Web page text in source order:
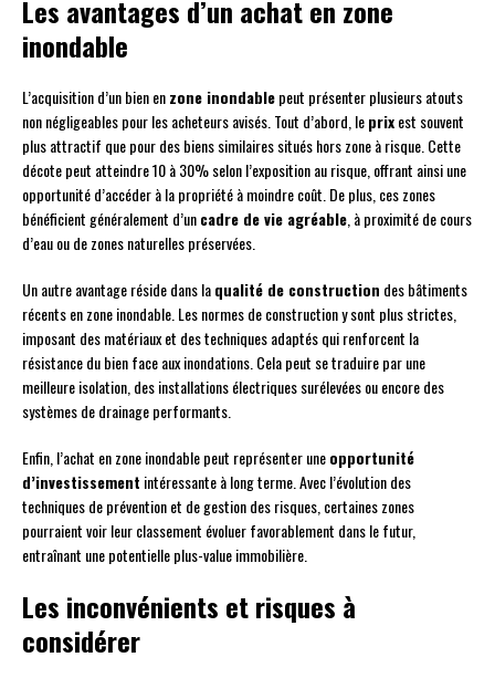
Les avantages d’un achat en zone
inondable
L’acquisition d’un bien enzone inondablepeut présenter plusieurs atouts
non négligeables pour les acheteurs avisés. Tout d’abord, leprixest souvent
plus attractif que pour des biens similaires situés hors zone à risque. Cette
décote peut atteindre 10 à 30% selon l’exposition au risque, offrant ainsi une
opportunité d’accéder à la propriété à moindre coût. De plus, ces zones
bénéficient généralement d’uncadre de vie agréable , à proximité de cours
d’eau ou de zones naturelles préservées.
Un autre avantage réside dans laqualité de construction des bâtiments
récents en zone inondable. Les normes de construction y sont plus strictes,
imposant des matériaux et des techniques adaptés qui renforcent la
résistance du bien face aux inondations. Cela peut se traduire par une
meilleure isolation, des installations électriques surélevées ou encore des
systèmes de drainage performants.
Enfin, l’achat en zone inondable peut représenter uneopportunité
d’investissement intéressante à long terme. Avec l’évolution des
techniques de prévention et de gestion des risques, certaines zones
pourraient voir leur classement évoluer favorablement dans le futur,
entraînant une potentielle plus-value immobilière.
Les inconvénients et risques à
considérer